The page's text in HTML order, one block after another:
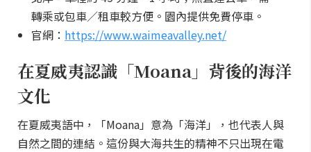
轉乘或包車／租車較方便。園內提供免費停車。
官網： https://www.waimeavalley.net/
在夏威夷認識「Moana」背後的海洋
文化
在夏威夷語中，「Moana」意為「海洋」，也代表人與
自然之間的連結。這份與大海共生的精神不只出現在電